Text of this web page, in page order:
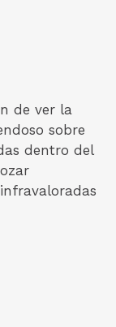
de ver la
sobre
dentro del